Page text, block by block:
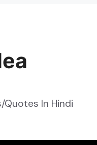
Quotes In Hindi